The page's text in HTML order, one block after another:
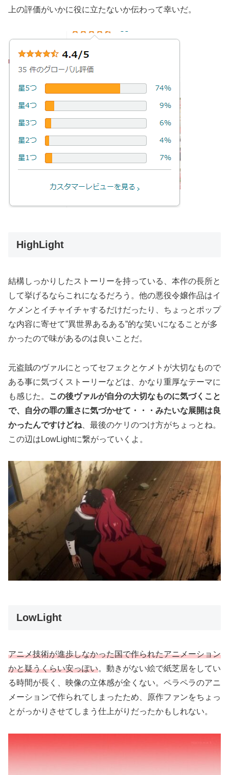
上の評価がいかに役に立たないか伝わって幸いだ。
HighLight
結構しっかりしたストーリーを持っている、本作の長所と
して挙げるならこれになるだろう。他の悪役令嬢作品はイ
ケメンとイチャイチャするだけだったり、ちょっとポップ
な内容に寄せて”異世界あるある”的な笑いになることが多
かったので味があるのは良いことだ。
元盗賊のヴァルにとってセフェクとケメトが大切なもので
ある事に気づくストーリーなどは、かなり重厚なテーマに
も感じた。
この後ヴァルが自分の大切なものに気づくこと
で、自分の罪の重さに気づかせて・・・みたいな展開は良
かったんですけどね 、最後のケリのつけ方がちょっとね。
この辺はLowLightに繋がっていくよ。
LowLight
アニメ技術が進歩しなかった国で作られたアニメーション
かと疑うくらい安っぽい。動きがない絵で紙芝居をしてい
る時間が長く、映像の立体感が全くない。ペラペラのアニ
メーションで作られてしまったため、原作ファンをちょっ
とがっかりさせてしまう仕上がりだったかもしれない。